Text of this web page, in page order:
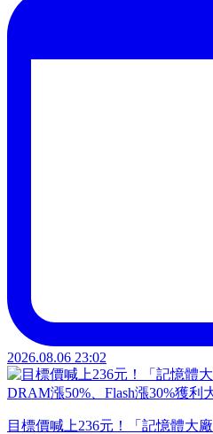
2026.08.06 23:02
目標價喊上236元！「記憶體大